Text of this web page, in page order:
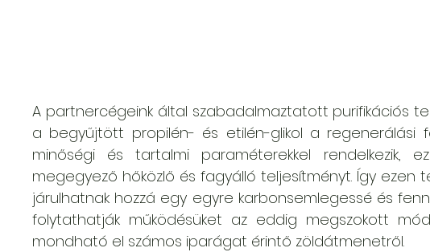
A partnercégeink által szabadalmaztatott purifikációs
a begyűjtött propilén- és etilén-glikol a regenerálási
minőségi és tartalmi paraméterekkel rendelkezik,
megegyező hőközlő és fagyálló teljesítményt. Így ezen
járulhatnak hozzá egy egyre karbonsemlegessé és
folytathatják működésüket az eddig megszokott
mondható el számos iparágat érintő zöldátmenetről.